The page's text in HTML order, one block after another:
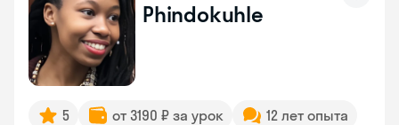
Phindokuhle
5 от 3190 ₽ за урок
12 лет опыта